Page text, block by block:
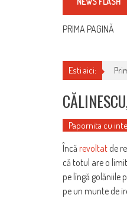
PRIMA PAGINĂ
Esti aici:
Papornita cu
Încă revoltat de
că totul are o
pe lîngă golăniile
pe un munte de